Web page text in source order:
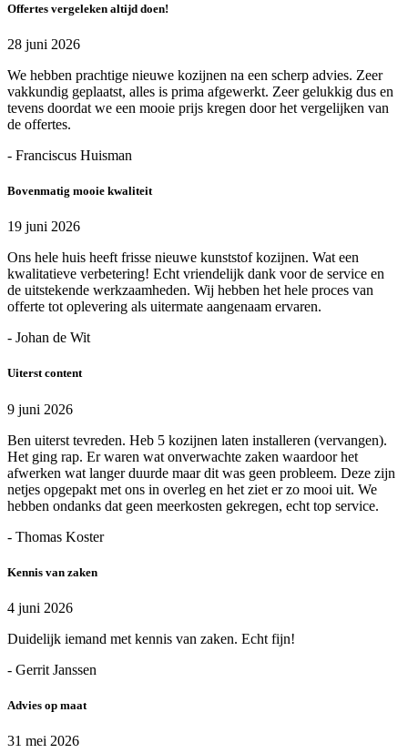
Offertes vergeleken altijd doen!
28 juni 2026
We hebben prachtige nieuwe kozijnen na een scherp advies. Zeer
vakkundig geplaatst, alles is prima afgewerkt. Zeer gelukkig dus en
tevens doordat we een mooie prijs kregen door het vergelijken van
de offertes.
- Franciscus Huisman
Bovenmatig mooie kwaliteit
19 juni 2026
Ons hele huis heeft frisse nieuwe kunststof kozijnen. Wat een
kwalitatieve verbetering! Echt vriendelijk dank voor de service en
de uitstekende werkzaamheden. Wij hebben het hele proces van
offerte tot oplevering als uitermate aangenaam ervaren.
- Johan de Wit
Uiterst content
9 juni 2026
Ben uiterst tevreden. Heb 5 kozijnen laten installeren (vervangen).
Het ging rap. Er waren wat onverwachte zaken waardoor het
afwerken wat langer duurde maar dit was geen probleem. Deze zijn
netjes opgepakt met ons in overleg en het ziet er zo mooi uit. We
hebben ondanks dat geen meerkosten gekregen, echt top service.
- Thomas Koster
Kennis van zaken
4 juni 2026
Duidelijk iemand met kennis van zaken. Echt fijn!
- Gerrit Janssen
Advies op maat
31 mei 2026